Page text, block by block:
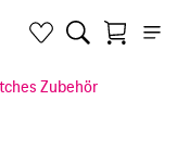
Zubehör